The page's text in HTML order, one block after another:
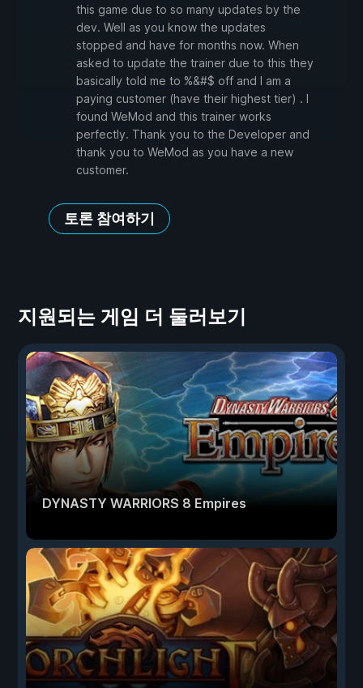
this game due to so many updates by the
dev. Well as you know the updates
stopped and have for months now. When
asked to update the trainer due to this they
basically told me to %&#$ off and I am a
paying customer (have their highest tier) . I
found WeMod and this trainer works
perfectly. Thank you to the Developer and
thank you to WeMod as you have a new
customer.
토론 참여하기
지원되는 게임 더 둘러보기
DYNASTY WARRIORS 8 Empires